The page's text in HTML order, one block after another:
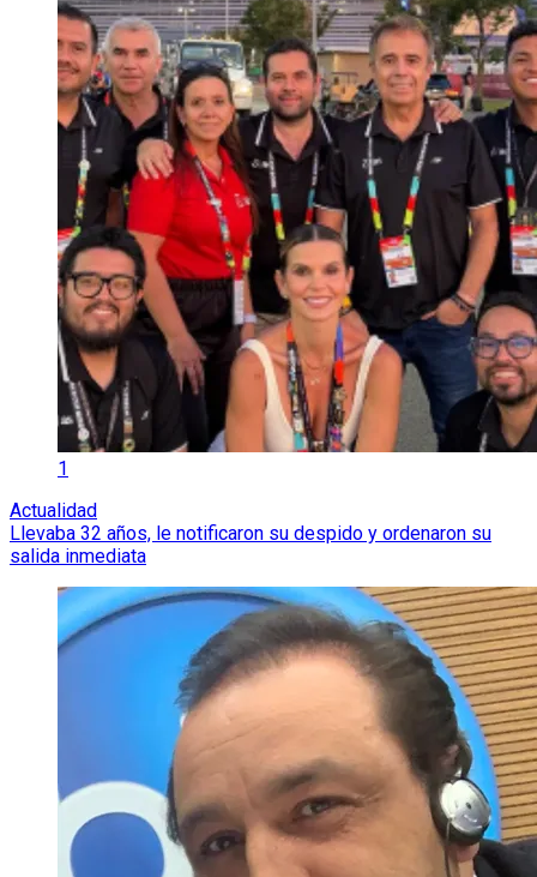
1
Actualidad
Llevaba 32 años, le notificaron su despido y ordenaron su
salida inmediata